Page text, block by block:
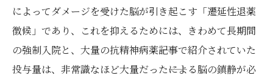
によってダメージを受けた脳が引き起こす「遷延性退薬
徴候」であり、これを抑えるためには、きわめて長期間
の強制入院と、大量の抗精神病薬――記事で紹介されていた
投与量は、非常識なほど大量だった――による脳の鎮静が必